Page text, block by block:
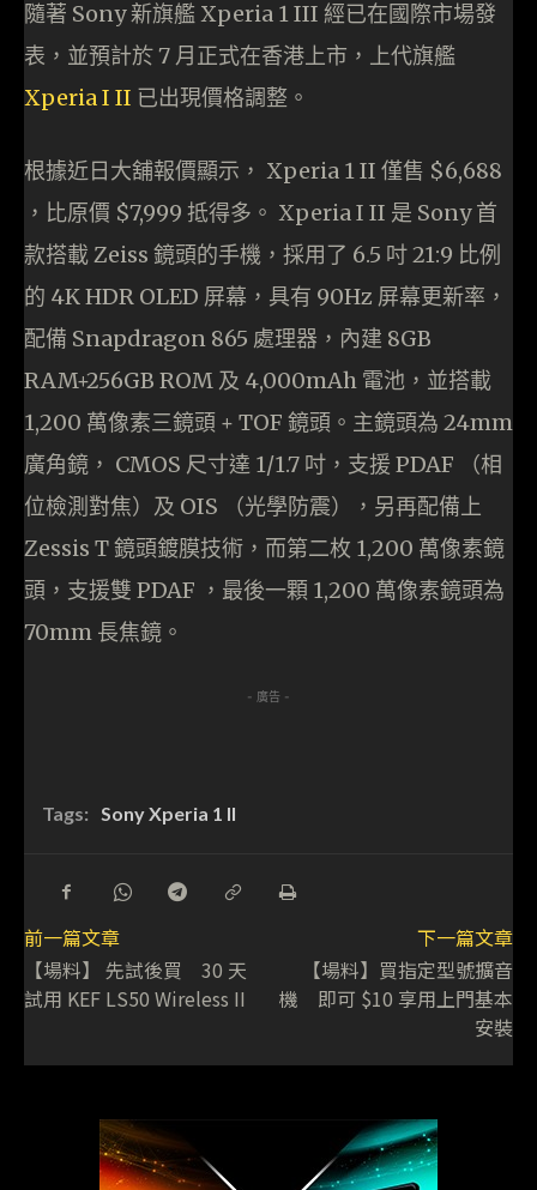
隨著 Sony 新旗艦 Xperia 1 III 經已在國際市場發
表，並預計於 7 月正式在香港上市，上代旗艦
Xperia I II 已出現價格調整。
根據近日大舖報價顯示， Xperia 1 II 僅售 $6,688
，比原價 $7,999 抵得多。 Xperia I II 是 Sony 首
款搭載 Zeiss 鏡頭的手機，採用了 6.5 吋 21:9 比例
的 4K HDR OLED 屏幕，具有 90Hz 屏幕更新率，
配備 Snapdragon 865 處理器，內建 8GB
RAM+256GB ROM 及 4,000mAh 電池，並搭載
1,200 萬像素三鏡頭 + TOF 鏡頭。主鏡頭為 24mm
廣角鏡， CMOS 尺寸達 1/1.7 吋，支援 PDAF （相
位檢測對焦）及 OIS （光學防震），另再配備上
Zessis T 鏡頭鍍膜技術，而第二枚 1,200 萬像素鏡
頭，支援雙 PDAF ，最後一顆 1,200 萬像素鏡頭為
70mm 長焦鏡。
- 廣告 -
Tags: Sony Xperia 1 II
前一篇文章
【場料】 先試後買 30 天
試用 KEF LS50 Wireless II
下一篇文章
【場料】買指定型號擴音
機 即可 $10 享用上門基本
安裝